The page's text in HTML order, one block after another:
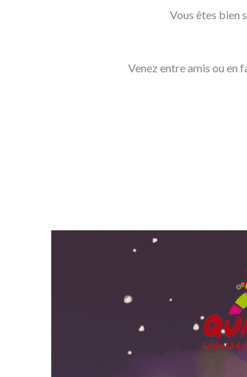
Vous êtes bien
Venez entre amis ou en